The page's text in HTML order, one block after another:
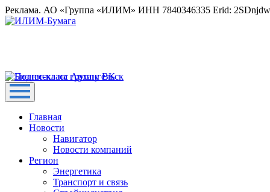
Реклама. АО «Группа «ИЛИМ» ИНН 7840346335 Erid:
Главная
Новости
Навигатор
Новости компаний
Регион
Энергетика
Транспорт и связь